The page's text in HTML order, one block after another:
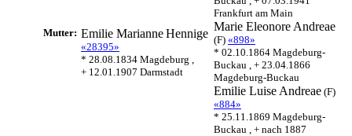
Frankfurt am Main
Marie Eleonore Andreae
(F) «898»
* 02.10.1864 Magdeburg-
Buckau , + 23.04.1866
Magdeburg-Buckau
Emilie Luise Andreae (F)
«884»
* 25.11.1869 Magdeburg-
Buckau , + nach 1887
Mutter: Emilie MarianneHennige
«28395»
* 28.08.1834 Magdeburg ,
+ 12.01.1907 Darmstadt